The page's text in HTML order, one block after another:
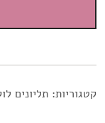
קטגוריות: תליונים